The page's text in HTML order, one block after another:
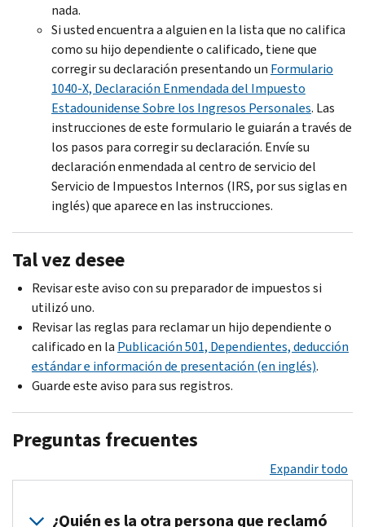
nada.
Si usted encuentra a alguien en la lista que no califica
como su hijo dependiente o calificado, tiene que
corregir su declaración presentando un Formulario
1040-X, Declaración Enmendada del Impuesto
Estadounidense Sobre los Ingresos Personales. Las
instrucciones de este formulario le guiarán a través de
los pasos para corregir su declaración. Envíe su
declaración enmendada al centro de servicio del
Servicio de Impuestos Internos (IRS, por sus siglas en
inglés) que aparece en las instrucciones.
Tal vez desee
Revisar este aviso con su preparador de impuestos si
utilizó uno.
Revisar las reglas para reclamar un hijo dependiente o
calificado en la Publicación 501, Dependientes, deducción
estándar e información de presentación (en inglés).
Guarde este aviso para sus registros.
Preguntas frecuentes
Expandir todo
¿Quién es la otra persona que reclamó